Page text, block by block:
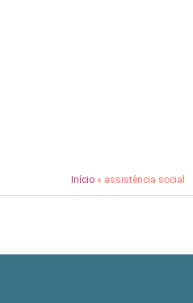
Início» assistência social